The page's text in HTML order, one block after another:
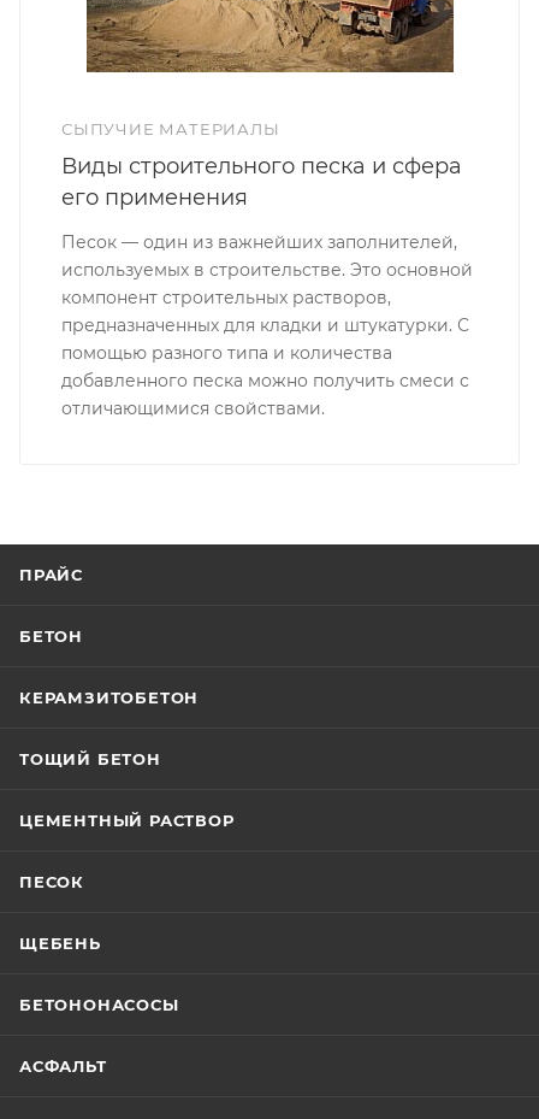
СЫПУЧИЕ МАТЕРИАЛЫ
Виды строительного песка и сфера
его применения
Песок — один из важнейших заполнителей,
используемых в строительстве. Это основной
компонент строительных растворов,
предназначенных для кладки и штукатурки. С
помощью разного типа и количества
добавленного песка можно получить смеси с
отличающимися свойствами.
ПРАЙС
БЕТОН
КЕРАМЗИТОБЕТОН
ТОЩИЙ БЕТОН
ЦЕМЕНТНЫЙ РАСТВОР
ПЕСОК
ЩЕБЕНЬ
БЕТОНОНАСОСЫ
АСФАЛЬТ